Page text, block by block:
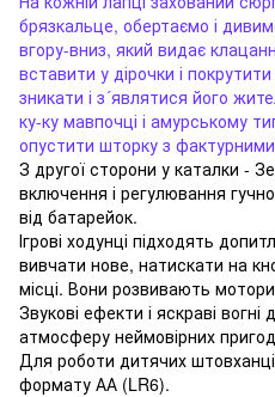
брязкальце, обертаємо і
вгору-вниз, який видає
вставити у дірочки і
зникати і з´являтися його
ку-ку мавпочці і амурському
опустити шторку з
З другої сторони у каталки -
включення і регулювання
від батарейок.
Ігрові ходунці підходять
вивчати нове, натискати на
місці. Вони розвивають
Звукові ефекти і яскраві
атмосферу неймовірних
Для роботи дитячих
формату АА (LR6).